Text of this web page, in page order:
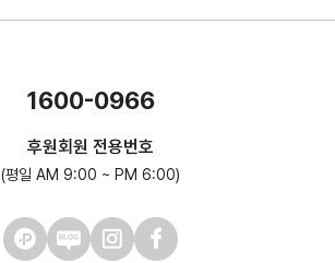
1600-0966
후원회원 전용번호
(평일 AM 9:00 ~ PM 6:00)